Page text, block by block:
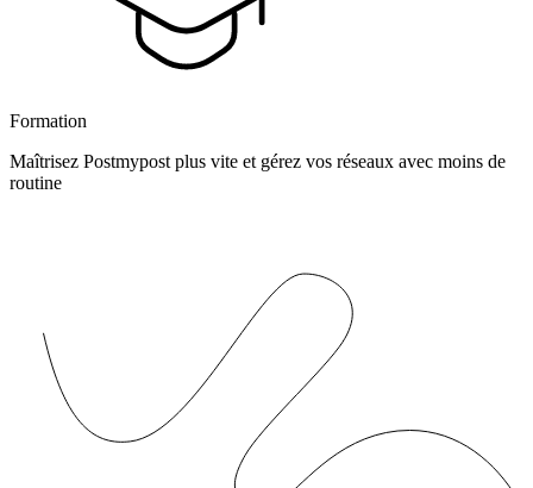
Formation
Maîtrisez Postmypost plus vite et gérez vos réseaux avec moins de
routine